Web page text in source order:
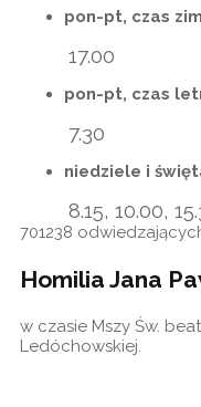
pon-pt, czas
17.00
pon-pt, czas
7.30
niedziele i
8.15, 10.00,
701238
Homilia Jana
w czasie Mszy Św.
Ledóchowskiej.